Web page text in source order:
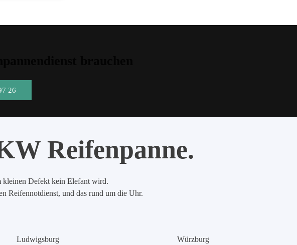
26
Reifenpanne.
kleinen Defekt kein Elefant wird.
Reifennotdienst, und das rund um die Uhr.
Ludwigsburg
Würzburg